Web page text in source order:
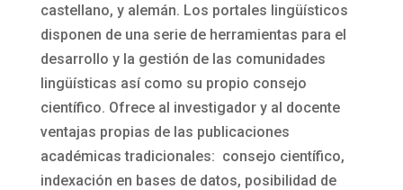
castellano, y alemán. Los portales lingüísticos
disponen de una serie de herramientas para el
desarrollo y la gestión de las comunidades
lingüísticas así como su propio consejo
científico. Ofrece al investigador y al docente
ventajas propias de las publicaciones
académicas tradicionales: consejo científico,
indexación en bases de datos, posibilidad de